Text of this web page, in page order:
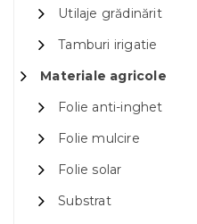
Utilaje grădinărit
Tamburi irigatie
Materiale agricole
Folie anti-inghet
Folie mulcire
Folie solar
Substrat